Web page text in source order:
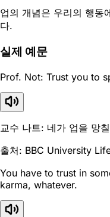
업의 개념은 우리의 행동
다.
실제 예문
Prof. Not: Trust you to
교수 나트: 네가 업을 망
출처: BBC University
You have to trust in
karma, whatever.